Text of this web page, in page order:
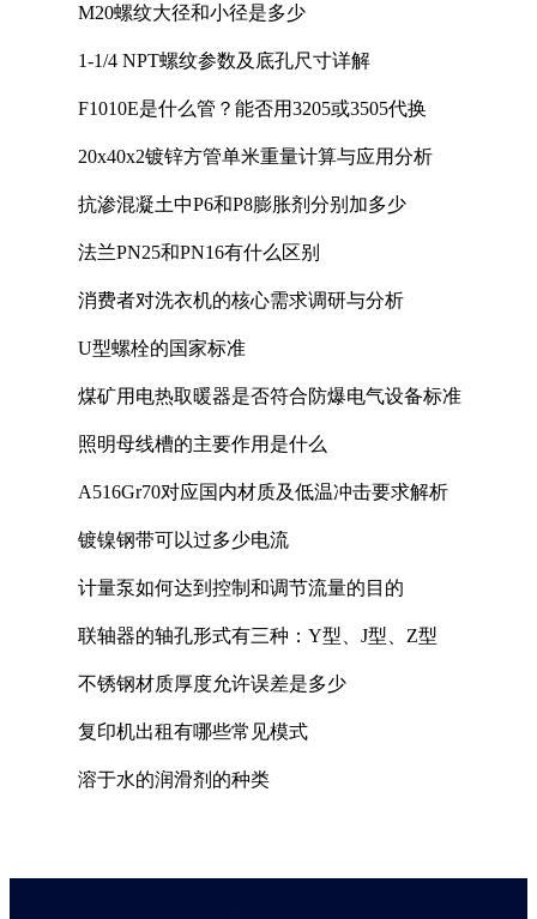
M20螺纹大径和小径是多少
1-1/4 NPT螺纹参数及底孔尺寸详解
F1010E是什么管？能否用3205或3505代换
20x40x2镀锌方管单米重量计算与应用分析
抗渗混凝土中P6和P8膨胀剂分别加多少
法兰PN25和PN16有什么区别
消费者对洗衣机的核心需求调研与分析
U型螺栓的国家标准
煤矿用电热取暖器是否符合防爆电气设备标准
照明母线槽的主要作用是什么
A516Gr70对应国内材质及低温冲击要求解析
镀镍钢带可以过多少电流
计量泵如何达到控制和调节流量的目的
联轴器的轴孔形式有三种：Y型、J型、Z型
不锈钢材质厚度允许误差是多少
复印机出租有哪些常见模式
溶于水的润滑剂的种类